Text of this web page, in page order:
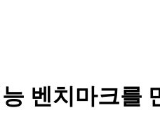
벤치마크를